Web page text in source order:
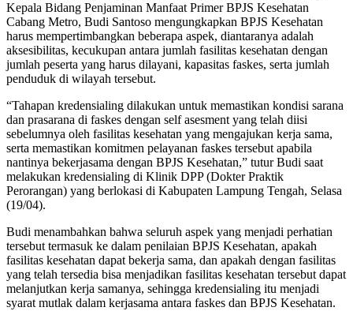
Kepala Bidang Penjaminan Manfaat Primer BPJS Kesehatan
Cabang Metro, Budi Santoso mengungkapkan BPJS Kesehatan
harus mempertimbangkan beberapa aspek, diantaranya adalah
aksesibilitas, kecukupan antara jumlah fasilitas kesehatan dengan
jumlah peserta yang harus dilayani, kapasitas faskes, serta jumlah
penduduk di wilayah tersebut.
“Tahapan kredensialing dilakukan untuk memastikan kondisi sarana
dan prasarana di faskes dengan self asesment yang telah diisi
sebelumnya oleh fasilitas kesehatan yang mengajukan kerja sama,
serta memastikan komitmen pelayanan faskes tersebut apabila
nantinya bekerjasama dengan BPJS Kesehatan,” tutur Budi saat
melakukan kredensialing di Klinik DPP (Dokter Praktik
Perorangan) yang berlokasi di Kabupaten Lampung Tengah, Selasa
(19/04).
Budi menambahkan bahwa seluruh aspek yang menjadi perhatian
tersebut termasuk ke dalam penilaian BPJS Kesehatan, apakah
fasilitas kesehatan dapat bekerja sama, dan apakah dengan fasilitas
yang telah tersedia bisa menjadikan fasilitas kesehatan tersebut dapat
melanjutkan kerja samanya, sehingga kredensialing itu menjadi
syarat mutlak dalam kerjasama antara faskes dan BPJS Kesehatan.